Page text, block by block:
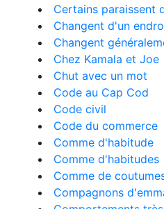
Certains paraissent
Changent d'un
Changent
Chez Kamala et Joe
Chut avec un mot
Code au Cap Cod
Code civil
Code du commerce
Comme d'habitude
Comme d'habitudes
Comme de
Compagnons